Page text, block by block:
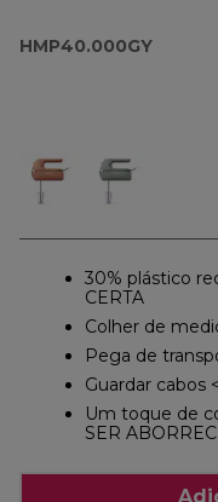
HMP40.000GY
30% plástico
CERTA
Colher de
Pega de
Guardar cabos
Um toque de
SER